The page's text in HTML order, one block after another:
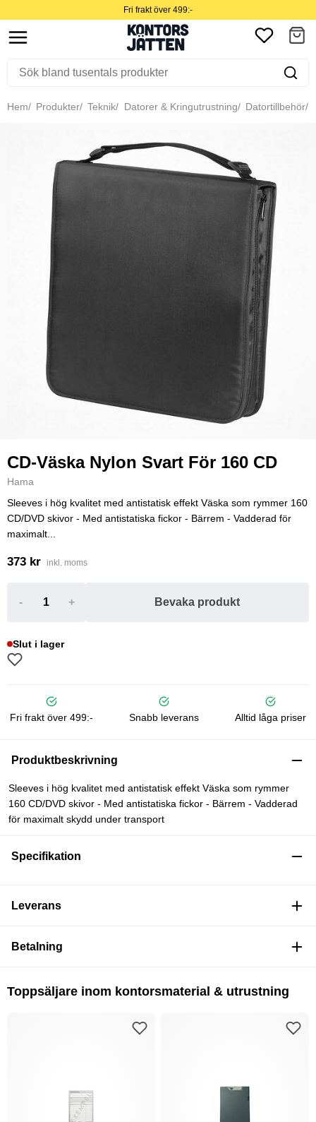
Fri frakt över 499:-
Hem Produkter Teknik Datorer & Kringutrustning Datortillbehör
CD-Väska Nylon Svart För 160 CD
Hama
Sleeves i hög kvalitet med antistatisk effekt Väska som rymmer 160
CD/DVD skivor - Med antistatiska fickor - Bärrem - Vadderad för
maximalt...
373 kr inkl. moms
- + Bevaka produkt
Slut i lager
Fri frakt över 499:- Snabb leverans Alltid låga priser
Produktbeskrivning
Sleeves i hög kvalitet med antistatisk effekt Väska som rymmer
160 CD/DVD skivor - Med antistatiska fickor - Bärrem - Vadderad
för maximalt skydd under transport
Specifikation
Leverans
Betalning
Toppsäljare inom kontorsmaterial & utrustning